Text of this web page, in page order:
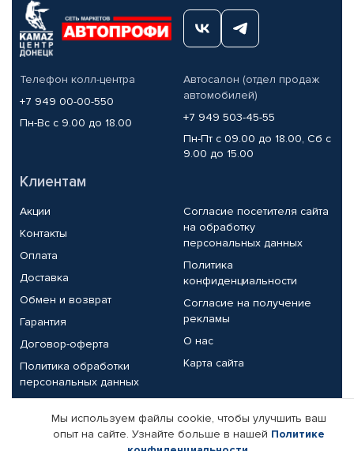
Телефон колл-центра
+7 949 00-00-550
Пн-Вс с 9.00 до 18.00
Автосалон (отдел продаж
автомобилей)
+7 949 503-45-55
Пн-Пт с 09.00 до 18.00, Сб с
9.00 до 15.00
Клиентам
Акции
Контакты
Оплата
Доставка
Обмен и возврат
Гарантия
Договор-оферта
Политика обработки
персональных данных
Согласие посетителя сайта
на обработку
персональных данных
Политика
конфиденциальности
Согласие на получение
рекламы
О нас
Карта сайта
Партнерам
Корпоративным клиентам Реквизиты компании
Мы используем файлы cookie, чтобы улучшить ваш
опыт на сайте. Узнайте больше в нашей Политике